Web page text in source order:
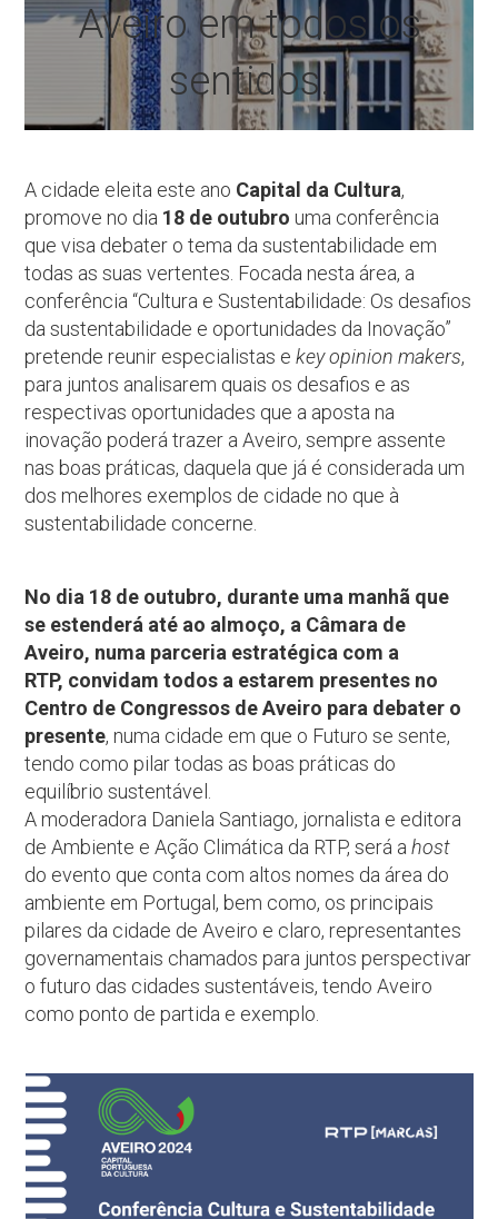
Aveiro em todos os
sentidos.
A cidade eleita este ano Capital da Cultura,
promove no dia 18 de outubro uma conferência
que visa debater o tema da sustentabilidade em
todas as suas vertentes. Focada nesta área, a
conferência “Cultura e Sustentabilidade: Os desafios
da sustentabilidade e oportunidades da Inovação”
pretende reunir especialistas ekey opinion makers,
para juntos analisarem quais os desafios e as
respectivas oportunidades que a aposta na
inovação poderá trazer a Aveiro, sempre assente
nas boas práticas, daquela que já é considerada um
dos melhores exemplos de cidade no que à
sustentabilidade concerne.
No dia 18 de outubro, durante uma manhã que
se estenderá até ao almoço, a Câmara de
Aveiro, numa parceria estratégica com a
RTP, convidam todos a estarem presentes no
Centro de Congressos de Aveiro para debater o
presente, numa cidade em que o Futuro se sente,
tendo como pilar todas as boas práticas do
equilíbrio sustentável.
A moderadora Daniela Santiago, jornalista e editora
de Ambiente e Ação Climática da RTP, será ahost
do evento que conta com altos nomes da área do
ambiente em Portugal, bem como, os principais
pilares da cidade de Aveiro e claro, representantes
governamentais chamados para juntos perspectivar
o futuro das cidades sustentáveis, tendo Aveiro
como ponto de partida e exemplo.